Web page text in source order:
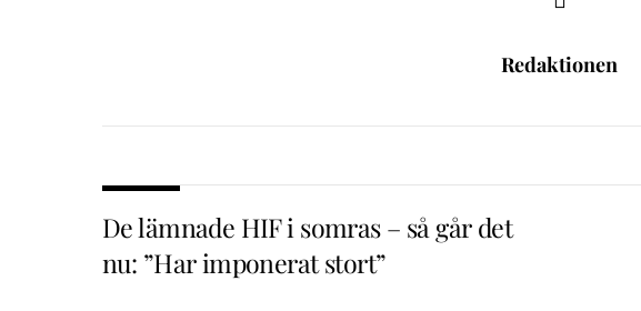
Redaktionen
De lämnade HIF i somras – så går det
nu: ”Har imponerat stort”